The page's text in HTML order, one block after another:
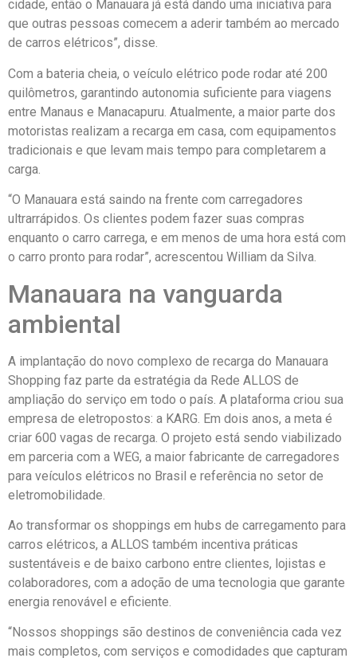
cidade, então o Manauara já está dando uma iniciativa para
que outras pessoas comecem a aderir também ao mercado
de carros elétricos”, disse.
Com a bateria cheia, o veículo elétrico pode rodar até 200
quilômetros, garantindo autonomia suficiente para viagens
entre Manaus e Manacapuru. Atualmente, a maior parte dos
motoristas realizam a recarga em casa, com equipamentos
tradicionais e que levam mais tempo para completarem a
carga.
“O Manauara está saindo na frente com carregadores
ultrarrápidos. Os clientes podem fazer suas compras
enquanto o carro carrega, e em menos de uma hora está com
o carro pronto para rodar”, acrescentou William da Silva.
Manauara na vanguarda
ambiental
A implantação do novo complexo de recarga do Manauara
Shopping faz parte da estratégia da Rede ALLOS de
ampliação do serviço em todo o país. A plataforma criou sua
empresa de eletropostos: a KARG. Em dois anos, a meta é
criar 600 vagas de recarga. O projeto está sendo viabilizado
em parceria com a WEG, a maior fabricante de carregadores
para veículos elétricos no Brasil e referência no setor de
eletromobilidade.
Ao transformar os shoppings em hubs de carregamento para
carros elétricos, a ALLOS também incentiva práticas
sustentáveis e de baixo carbono entre clientes, lojistas e
colaboradores, com a adoção de uma tecnologia que garante
energia renovável e eficiente.
“Nossos shoppings são destinos de conveniência cada vez
mais completos, com serviços e comodidades que capturam